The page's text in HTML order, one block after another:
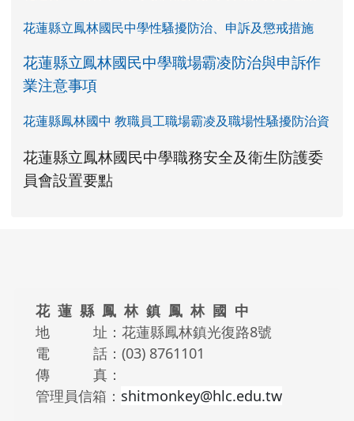
花蓮縣立鳳林國民中學性騷擾防治、申訴及懲戒措施
花蓮縣立鳳林國民中學職場霸凌防治與申訴作
業注意事項
花蓮縣鳳林國中 教職員工職場霸凌及職場性騷擾防治資
link to https://www.fles.hlc.edu.tw/uploads/tad_blocks/file/
花蓮縣立鳳林國民中學職務安全及衛生防護委
員會設置要點花蓮縣立鳳林國民中學職務安全及衛生防
花蓮縣立鳳林國民中學職務安全及衛生防
link to https://www.fles.hlc.edu.tw/uploads/
link to https://www.fles.hlc.edu.tw/uploads/
花 蓮 縣 鳳 林 鎮 鳳 林 國 中
地 址：花蓮縣鳳林鎮光復路8號
電 話：(03) 8761101
傳 真：
管理員信箱： shitmonkey@hlc.edu.tw